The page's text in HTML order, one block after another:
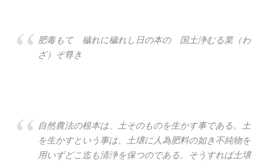
肥毒もて 穢れに穢れし日の本の 国土浄むる業（わ
ざ）ぞ尊き
自然農法の根本は、土そのものを生かす事である。土
を生かすという事は、土壌に人為肥料の如き不純物を
用いずどこ迄も清浄を保つのである。そうすれば土壌